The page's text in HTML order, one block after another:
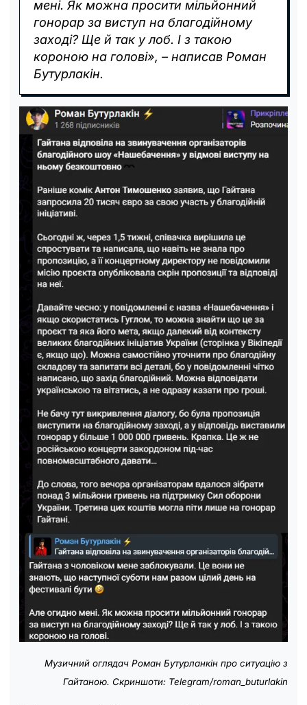
мені. Як можна просити мільйонний
гонорар за виступ на благодійному
заході? Ще й так у лоб. І з такою
короною на голові», – написав Роман
Бутурлакін.
Музичний оглядач Роман Бутурланкін про ситуацію з
Гайтаною. Скриншоти: Telegram/roman_buturlakin